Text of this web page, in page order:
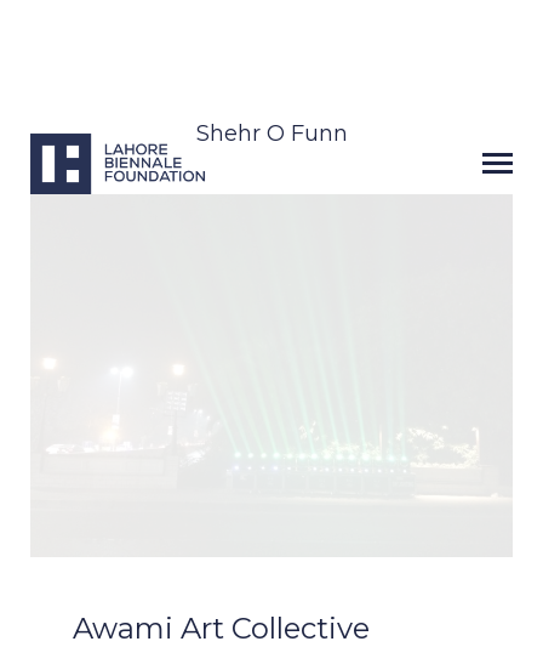
Shehr O Funn
Next
Awami Art Collective